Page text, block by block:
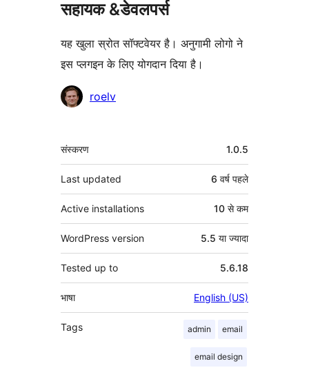
सहायक &डेवलपर्स
यह खुला स्रोत सॉफ्टवेयर है। अनुगामी लोगो ने
इस प्लगइन के लिए योगदान दिया है।
योगदानकर्ता
roelv
मेटा
संस्करण 1.0.5
Last updated 6 वर्ष पहले
Active installations 10 से कम
WordPress version 5.5 या ज्यादा
Tested up to 5.6.18
भाषा English (US)
Tags admin email
email design